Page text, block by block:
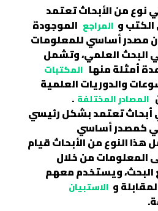
نوع من الأبحاث تعتمد
و المراجع الموجودة
مصدر أساسي للمعلومات
البحث العلمي، وتشمل
أمثلة منها المكتبات
والدوريات العلمية
المصادر المختلفة .
تعتمد بشكل رئيسي
كمصدر أساسي
النوع من الأبحاث قيام
المعلومات من خلال
البحث، ويستخدم معهم
و الاستبيان